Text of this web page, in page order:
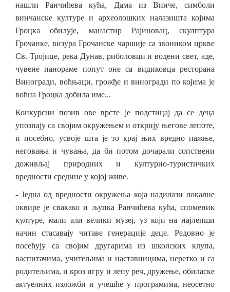
нашли Ранчићева кућа, Дама из Винче, симболи
винчанске културе и археолошких налазишта којима
Гроцка обилује, манастир Рајиновац, скулптура
Грочанке, визура Грочанске чаршије са звоником цркве
Св. Тројице, река Дунав, риболовци и водени свет, аде,
чувене панораме попут оне са видиковца ресторана
Виногради, воћњаци, грожђе и виногради по којима је
воћна Гроцка добила име...
Конкурсни позив ове врсте је подстицај да се деца
упознају са својим окружењем и открију његове лепоте,
и посебно, усвоје шта је то крај њих вредно пажње,
неговања и чувања, да би потом дочарали сопствени
доживљај природних и културно-туристичких
вредности средине у којој живе.
- Једна од вредности окружења која надилази локалне
оквире је свакако и љупка Ранчићева кућа, споменик
културе, мали али велики музеј, уз који на најлепши
начин стасавају читаве генерације деце. Редовно је
посећују са својим другарима из школских клупа,
васпитачима, учитељима и наставницима, неретко и са
родитељима, и кроз игру и лепу реч, дружење, обиласке
актуелних изложби и учешће у програмима, неосетно